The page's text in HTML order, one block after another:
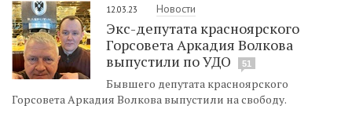
12.03.23 Новости
Экс-депутата красноярского
Горсовета Аркадия Волкова
выпустили по УДО
51
Бывшего депутата красноярского
Горсовета Аркадия Волкова выпустили на свободу.